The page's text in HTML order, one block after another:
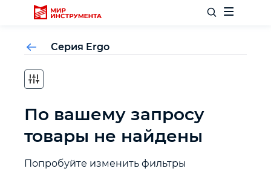
Отделочный инструмент
Слесарный инструмент
Столярный инструмент
Серия Ergo
По вашему запросу
товары не найдены
Попробуйте изменить фильтры